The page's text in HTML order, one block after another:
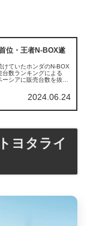
位・王者N-BOX遂
ていたホンダのN-BOX
数ランキングによる
シアに販売台数を抜か
2024.06.24
ヨタライ